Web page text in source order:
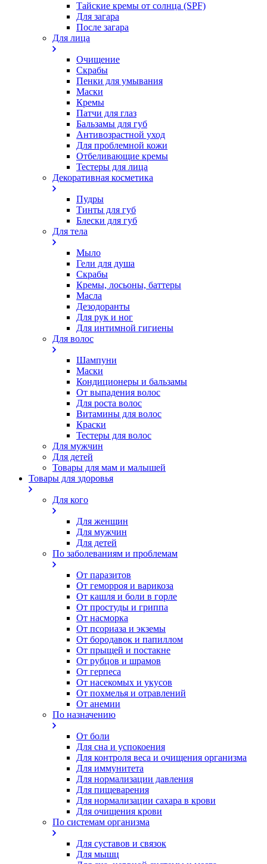
Тайские кремы от солнца (SPF)
Для загара
После загара
Для лица
Очищение
Скрабы
Пенки для умывания
Маски
Кремы
Патчи для глаз
Бальзамы для губ
Антивозрастной уход
Для проблемной кожи
Oтбеливающие кремы
Тестеры для лица
Декоративная косметика
Пудры
Тинты для губ
Блески для губ
Для тела
Мыло
Гели для душа
Скрабы
Кремы, лосьоны, баттеры
Масла
Дезодоранты
Для рук и ног
Для интимной гигиены
Для волос
Шампуни
Маски
Кондиционеры и бальзамы
От выпадения волос
Для роста волос
Витамины для волос
Краски
Тестеры для волос
Для мужчин
Для детей
Товары для мам и малышей
Товары для здоровья
Для кого
Для женщин
Для мужчин
Для детей
По заболеваниям и проблемам
От паразитов
Oт геморроя и варикоза
От кашля и боли в горле
От простуды и гриппа
От насморка
Oт псориаза и экземы
От бородавок и папиллом
От прыщей и постакне
От рубцов и шрамов
От герпеса
От насекомых и укусов
От похмелья и отравлений
От анемии
По назначению
От боли
Для сна и успокоения
Для контроля веса и очищения организма
Для иммунитета
Для нормализации давления
Для пищеварения
Для нормализации сахара в крови
Для очищения крови
По системам организма
Для суставов и связок
Для мышц